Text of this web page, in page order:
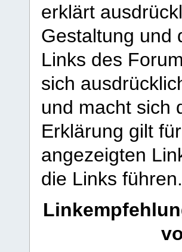
erklärt
Gestaltung und
Links des
sich
und macht sich
Erklärung gilt
angezeigten
die Links führen.